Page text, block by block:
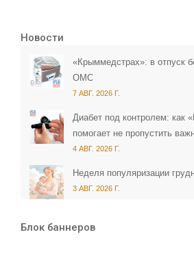
Новости
«Крыммедстрах»: в отпуск
ОМС
7 АВГ. 2026 Г.
Диабет под контролем: как
помогает не пропустить
4 АВГ. 2026 Г.
Неделя популяризации
3 АВГ. 2026 Г.
Блок баннеров